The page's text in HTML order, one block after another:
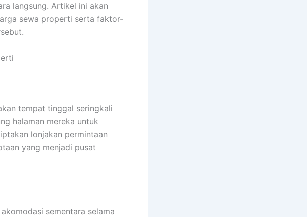
langsung. Artikel ini akan
sewa properti serta faktor-
tempat tinggal seringkali
halaman mereka untuk
lonjakan permintaan
yang menjadi pusat
sementara selama